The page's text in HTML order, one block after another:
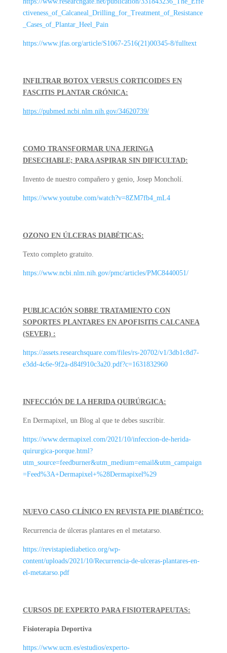
ctiveness_of_Calcaneal_Drilling_for_Treatment_of_Resistance
_Cases_of_Plantar_Heel_Pain
https://www.jfas.org/article/S1067-2516(21)00345-8/fulltext
INFILTRAR BOTOX VERSUS CORTICOIDES EN
FASCITIS PLANTAR CRÓNICA:
https://pubmed.ncbi.nlm.nih.gov/34620739/
COMO TRANSFORMAR UNA JERINGA
DESECHABLE; PARA ASPIRAR SIN DIFICULTAD:
Invento de nuestro compañero y genio, Josep Moncholí.
https://www.youtube.com/watch?v=8ZM7fb4_mL4
OZONO EN ÚLCERAS DIABÉTICAS:
Texto completo gratuito.
https://www.ncbi.nlm.nih.gov/pmc/articles/PMC8440051/
PUBLICACIÓN SOBRE TRATAMIENTO CON
SOPORTES PLANTARES EN APOFISITIS CALCANEA
(SEVER) :
https://assets.researchsquare.com/files/rs-20702/v1/3db1c8d7-
e3dd-4c6e-9f2a-d84f910c3a20.pdf?c=1631832960
INFECCIÓN DE LA HERIDA QUIRÚRGICA:
En Dermapixel, un Blog al que te debes suscribir.
https://www.dermapixel.com/2021/10/infeccion-de-herida-
quirurgica-porque.html?
utm_source=feedburner&utm_medium=email&utm_campaign
=Feed%3A+Dermapixel+%28Dermapixel%29
NUEVO CASO CLÍNICO EN REVISTA PIE DIABÉTICO:
Recurrencia de úlceras plantares en el metatarso.
https://revistapiediabetico.org/wp-
content/uploads/2021/10/Recurrencia-de-ulceras-plantares-en-
el-metatarso.pdf
CURSOS DE EXPERTO PARA FISIOTERAPEUTAS:
Fisioterapia Deportiva
https://www.ucm.es/estudios/experto-